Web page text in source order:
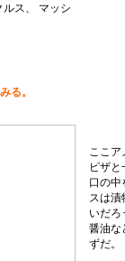
ス、 マッシ
る。
ここア
ピザ
口の中
スは漬
いだろ
醤油な
ずだ。